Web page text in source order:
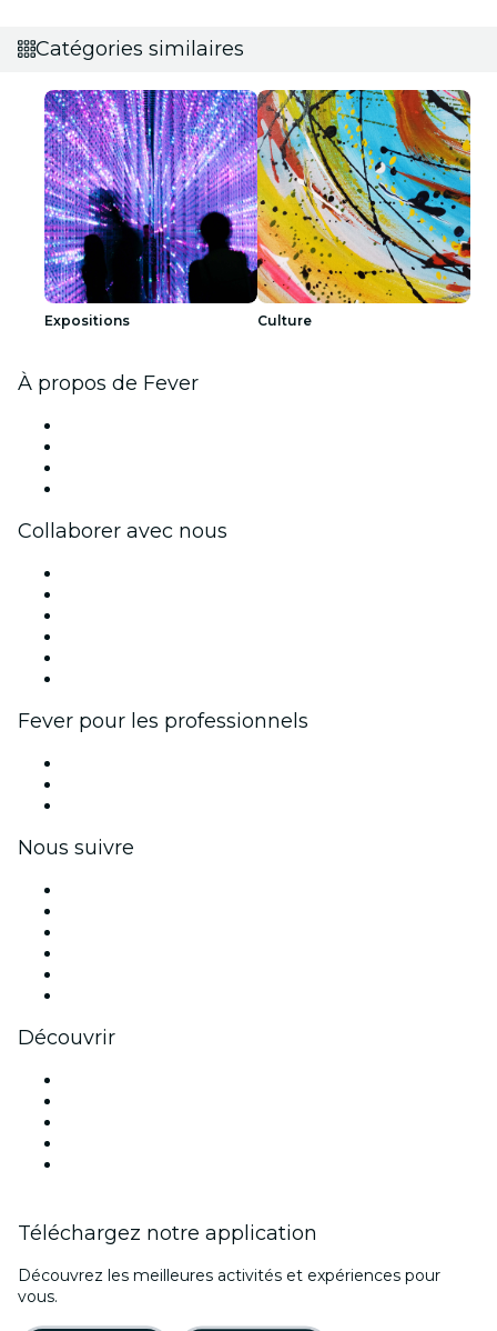
Catégories similaires
Expositions Culture
À propos de Fever
Collaborer avec nous
Fever pour les professionnels
Nous suivre
Découvrir
Téléchargez notre application
Découvrez les meilleures activités et expériences pour
vous.